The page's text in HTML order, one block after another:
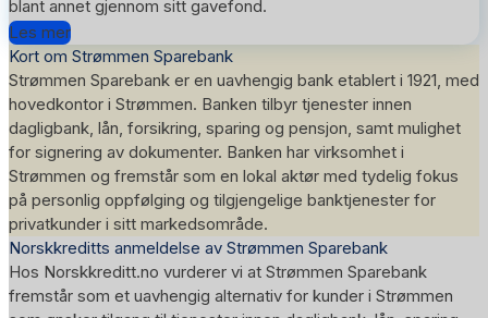
blant annet gjennom sitt gavefond.
Les mer
Kort om Strømmen Sparebank
Strømmen Sparebank er en uavhengig bank etablert i 1921, med
hovedkontor i Strømmen. Banken tilbyr tjenester innen
dagligbank, lån, forsikring, sparing og pensjon, samt mulighet
for signering av dokumenter. Banken har virksomhet i
Strømmen og fremstår som en lokal aktør med tydelig fokus
på personlig oppfølging og tilgjengelige banktjenester for
privatkunder i sitt markedsområde.
Norskkreditts anmeldelse av Strømmen Sparebank
Hos Norskkreditt.no vurderer vi at Strømmen Sparebank
fremstår som et uavhengig alternativ for kunder i Strømmen